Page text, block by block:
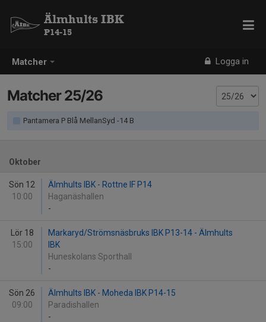
Matcher Logga in
Älmhults IBK
P14-15
Matcher 25/26
Pantamera P Blå MellanSyd -14 B
Oktober
Sön 12
10:00
Älmhults IBK - Rottne IF P14
Haganäshallen
-
Lör 18
15:00
Markaryd/Strömsnäsbruks IBK P13-14 - Älmhults
IBK
Huneskolans Sporthall
-
Sön 26
09:00
Älmhults IBK - Moheda IBK P14-15
Paradishallen
-